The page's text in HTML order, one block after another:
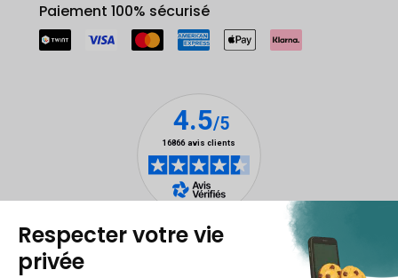
Paiement 100% sécurisé